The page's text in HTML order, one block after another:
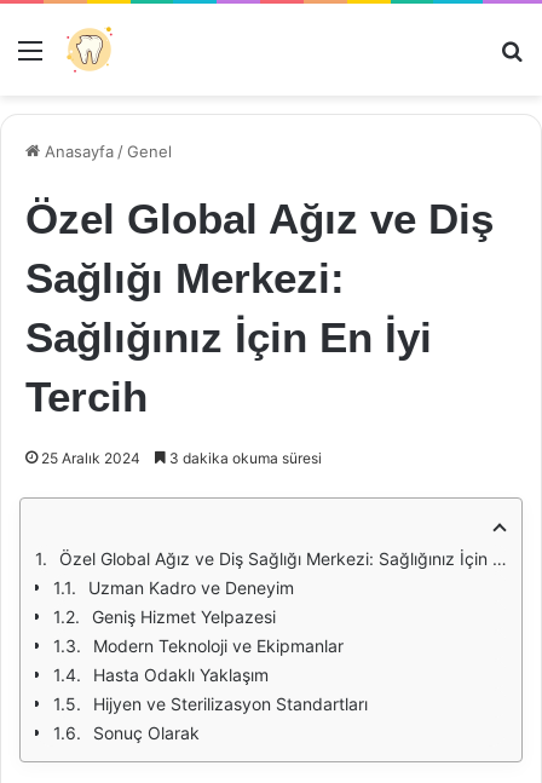
Menü
Anasayfa /Genel
Özel Global Ağız ve Diş
Sağlığı Merkezi:
Sağlığınız İçin En İyi
Tercih
25 Aralık 2024 3 dakika okuma süresi
Özel Global Ağız ve Diş Sağlığı Merkezi: Sağlığınız İçin En İyi Tercih
Uzman Kadro ve Deneyim
Geniş Hizmet Yelpazesi
Modern Teknoloji ve Ekipmanlar
Hasta Odaklı Yaklaşım
Hijyen ve Sterilizasyon Standartları
Sonuç Olarak